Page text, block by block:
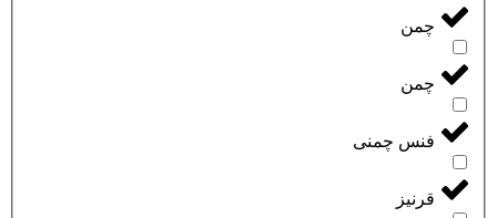
چمن
چمن
فنس چمنی
قرنیز